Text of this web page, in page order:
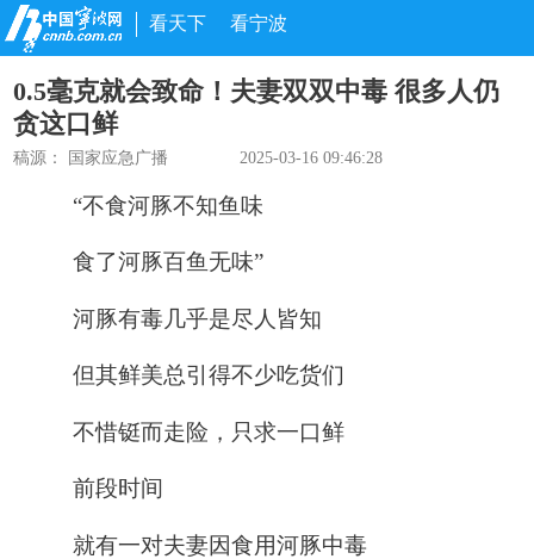
看天下 看宁波
0.5毫克就会致命！夫妻双双中毒 很多人仍
贪这口鲜
稿源： 国家应急广播 2025-03-16 09:46:28
“不食河豚不知鱼味
食了河豚百鱼无味”
河豚有毒几乎是尽人皆知
但其鲜美总引得不少吃货们
不惜铤而走险，只求一口鲜
前段时间
就有一对夫妻因食用河豚中毒